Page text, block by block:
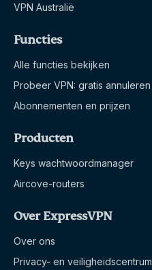
VPN Australië
Functies
Alle functies bekijken
Probeer VPN: gratis annuleren
Abonnementen en prijzen
Producten
Keys wachtwoordmanager
Aircove-routers
Over ExpressVPN
Over ons
Privacy- en veiligheidscentrum